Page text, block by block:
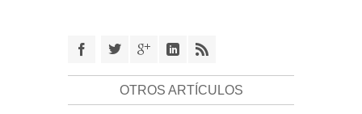
OTROS ARTÍCULOS